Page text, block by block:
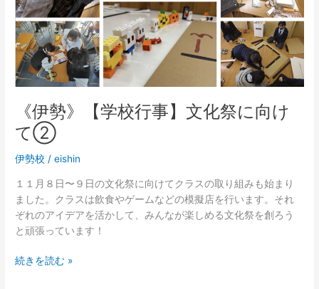
《伊勢》【学校行事】文化祭に向け
て②
伊勢校 /eishin
１１月８日〜９日の文化祭に向けてクラスの取り組みも始まり
ました。クラスは飲食やゲームなどの模擬店を行います。それ
ぞれのアイデアを活かして、みんなが楽しめる文化祭を創ろう
と頑張っています！
事】
文
化
祭
に
向
②
続きを読む »